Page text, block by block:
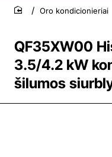
QF35XW00
3.5/4.2 kW
šilumos
home
Oro kondicionieriai